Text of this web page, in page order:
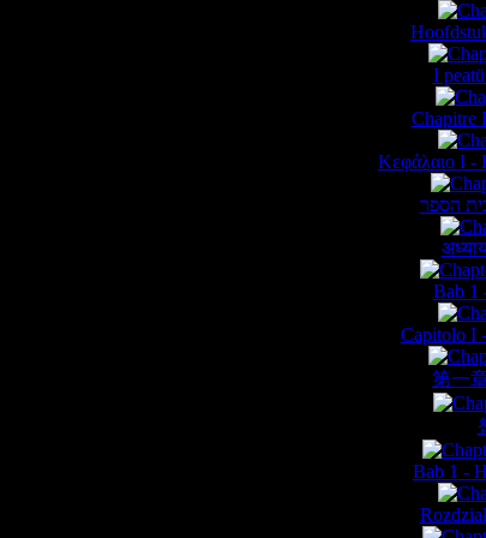
I
Chapitre
Κεφάλαιο Ι -
הספר
Bab 1
Capitolo I
第一
Bab 1 -